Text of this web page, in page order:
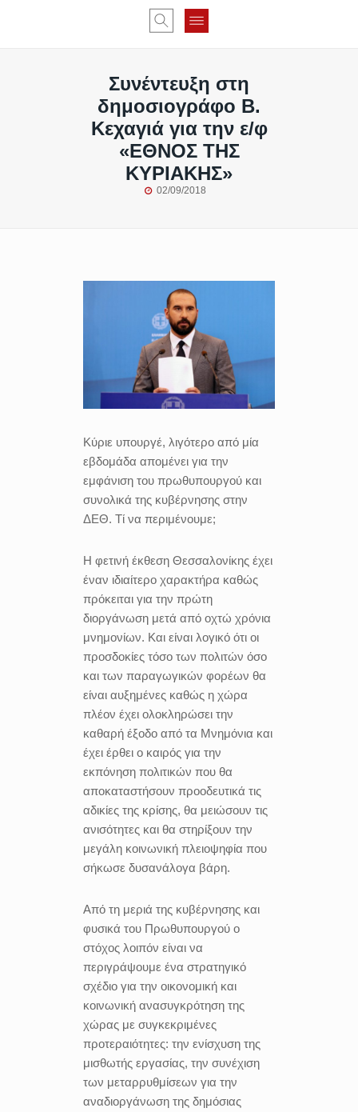
Συνέντευξη στη
δημοσιογράφο Β.
Κεχαγιά για την ε/φ
«ΕΘΝΟΣ ΤΗΣ
ΚΥΡΙΑΚΗΣ»
02/09/2018
Κύριε υπουργέ, λιγότερο από μία
εβδομάδα απομένει για την
εμφάνιση του πρωθυπουργού και
συνολικά της κυβέρνησης στην
ΔΕΘ. Τί να περιμένουμε;
Η φετινή έκθεση Θεσσαλονίκης έχει
έναν ιδιαίτερο χαρακτήρα καθώς
πρόκειται για την πρώτη
διοργάνωση μετά από οχτώ χρόνια
μνημονίων. Και είναι λογικό ότι οι
προσδοκίες τόσο των πολιτών όσο
και των παραγωγικών φορέων θα
είναι αυξημένες καθώς η χώρα
πλέον έχει ολοκληρώσει την
καθαρή έξοδο από τα Μνημόνια και
έχει έρθει ο καιρός για την
εκπόνηση πολιτικών που θα
αποκαταστήσουν προοδευτικά τις
αδικίες της κρίσης, θα μειώσουν τις
ανισότητες και θα στηρίξουν την
μεγάλη κοινωνική πλειοψηφία που
σήκωσε δυσανάλογα βάρη.
Από τη μεριά της κυβέρνησης και
φυσικά του Πρωθυπουργού ο
στόχος λοιπόν είναι να
περιγράψουμε ένα στρατηγικό
σχέδιο για την οικονομική και
κοινωνική ανασυγκρότηση της
χώρας με συγκεκριμένες
προτεραιότητες: την ενίσχυση της
μισθωτής εργασίας, την συνέχιση
των μεταρρυθμίσεων για την
αναδιοργάνωση της δημόσιας